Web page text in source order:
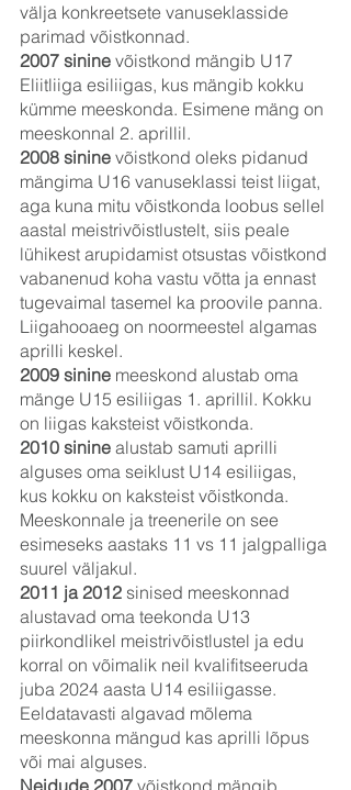
välja konkreetsete vanuseklasside
parimad võistkonnad.
2007 sinine võistkond mängib U17
Eliitliiga esiliigas, kus mängib kokku
kümme meeskonda. Esimene mäng on
meeskonnal 2. aprillil.
2008 sinine võistkond oleks pidanud
mängima U16 vanuseklassi teist liigat,
aga kuna mitu võistkonda loobus sellel
aastal meistrivõistlustelt, siis peale
lühikest arupidamist otsustas võistkond
vabanenud koha vastu võtta ja ennast
tugevaimal tasemel ka proovile panna.
Liigahooaeg on noormeestel algamas
aprilli keskel.
2009 sinine meeskond alustab oma
mänge U15 esiliigas 1. aprillil. Kokku
on liigas kaksteist võistkonda.
2010 sinine alustab samuti aprilli
alguses oma seiklust U14 esiliigas,
kus kokku on kaksteist võistkonda.
Meeskonnale ja treenerile on see
esimeseks aastaks 11 vs 11 jalgpalliga
suurel väljakul.
2011 ja 2012 sinised meeskonnad
alustavad oma teekonda U13
piirkondlikel meistrivõistlustel ja edu
korral on võimalik neil kvalifitseeruda
juba 2024 aasta U14 esiliigasse.
Eeldatavasti algavad mõlema
meeskonna mängud kas aprilli lõpus
või mai alguses.
Neidude 2007 võistkond mängib